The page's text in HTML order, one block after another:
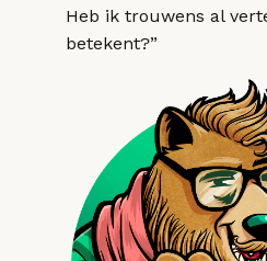
Heb ik trouwens al
betekent?”